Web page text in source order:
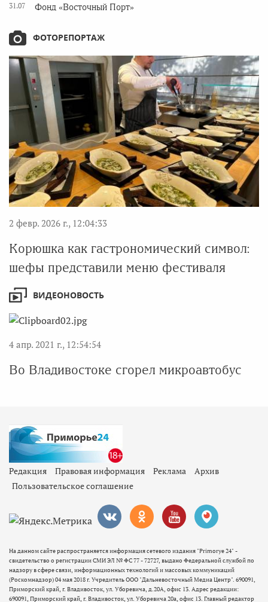
31.07
Фонд «Восточный Порт»
ФОТОРЕПОРТАЖ
2 февр. 2026 г., 12:04:33
Корюшка как гастрономический символ:
шефы представили меню фестиваля
ВИДЕОНОВОСТЬ
4 апр. 2021 г., 12:54:54
Во Владивостоке сгорел микроавтобус
Редакция Правовая информация Реклама
Архив
Пользовательское соглашение
На данном сайте распространяется информация сетевого издания "Primorye 24" -
свидетельство о регистрации СМИ ЭЛ № ФС 77 - 72727, выдано Федеральной службой по
надзору в сфере связи, информационных технологий и массовых коммуникаций
(Роскомнадзор) 04 мая 2018 г. Учредитель ООО "Дальневосточный Медиа Центр". 690091,
Приморский край, г. Владивосток, ул. Уборевича, д.20А, офис 13. Адрес редакции:
690091, Приморский край, г. Владивосток, ул. Уборевича 20а, офис 13. Главный редактор